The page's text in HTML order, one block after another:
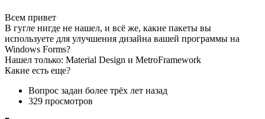
Всем привет
В гугле нигде не нашел, и всё же, какие пакеты вы
используете для улучшения дизайна вашей программы на
Windows Forms?
Нашел только: Material Design и MetroFramework
Какие есть еще?
Вопрос задан более трёх лет назад
329 просмотров